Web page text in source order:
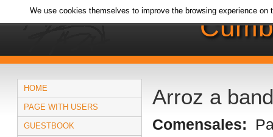
HOME
PAGE WITH USERS
GUESTBOOK
Arroz a
Comensales:
We use cookies themselves to improve the browsing experience